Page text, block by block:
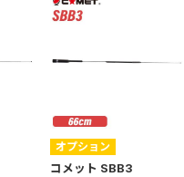
オプション
コメット SBB3